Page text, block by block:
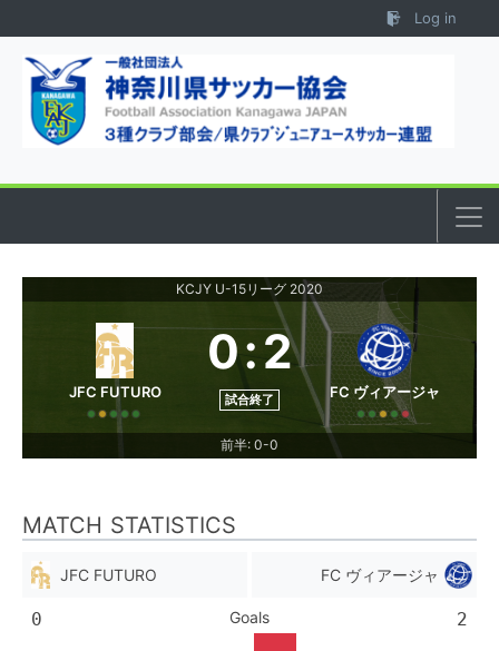
Log in
KCJY U-15リーグ 2020
JFC FUTURO
0:2
試合終了 FC ヴィアージャ
前半: 0-0
MATCH STATISTICS
JFC FUTURO FC ヴィアージャ
0 Goals 2